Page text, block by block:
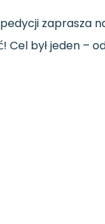
zaprasza
Cel był jeden –